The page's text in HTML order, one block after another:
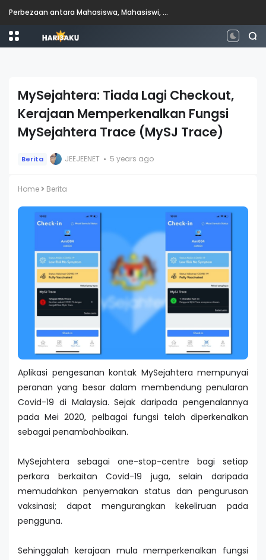
Perbezaan antara Mahasiswa, Mahasiswi, Graduan, Siswazah, Pascasiswazah, Doktor dan Pascakedoktoran
MySejahtera: Tiada Lagi Checkout,
Kerajaan Memperkenalkan Fungsi
MySejahtera Trace (MySJ Trace)
Berita JEEJEENET 5 years ago
Home Berita
Aplikasi pengesanan kontak MySejahtera mempunyai
peranan yang besar dalam membendung penularan
Covid-19 di Malaysia. Sejak daripada pengenalannya
pada Mei 2020, pelbagai fungsi telah diperkenalkan
sebagai penambahbaikan.
MySejahtera sebagai one-stop-centre bagi setiap
perkara berkaitan Covid-19 juga, selain daripada
memudahkan penyemakan status dan pengurusan
vaksinasi; dapat mengurangkan kekeliruan pada
pengguna.
Sehinggalah kerajaan mula memperkenalkan fungsi